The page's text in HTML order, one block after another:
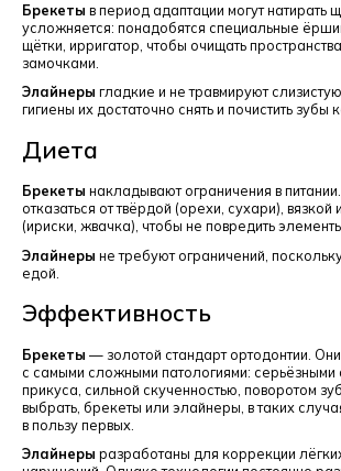
Брекеты в период адаптации могут натирать
усложняется: понадобятся специальные
щётки, ирригатор, чтобы очищать
замочками.
Элайнеры гладкие и не травмируют
гигиены их достаточно снять и почистить зубы
Диета
Брекеты накладывают ограничения в
отказаться от твёрдой (орехи, сухари), вязкой
(ириски, жвачка), чтобы не повредить
Элайнеры не требуют ограничений,
едой.
Эффективность
Брекеты — золотой стандарт ортодонтии.
с самыми сложными патологиями: серьёзными
прикуса, сильной скученностью, поворотом
выбрать, брекеты или элайнеры, в таких
в пользу первых.
Элайнеры разработаны для коррекции